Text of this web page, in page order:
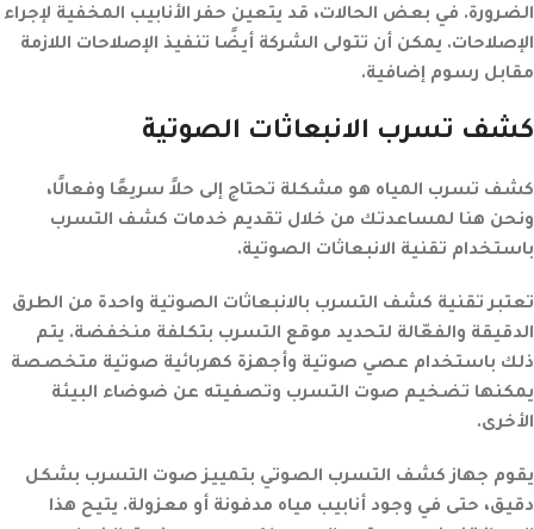
الضرورة. في بعض الحالات، قد يتعين حفر الأنابيب المخفية لإجراء
الإصلاحات. يمكن أن تتولى الشركة أيضًا تنفيذ الإصلاحات اللازمة
مقابل رسوم إضافية.
كشف تسرب الانبعاثات الصوتية
كشف تسرب المياه هو مشكلة تحتاج إلى حلاً سريعًا وفعالًا،
ونحن هنا لمساعدتك من خلال تقديم خدمات كشف التسرب
باستخدام تقنية الانبعاثات الصوتية.
تعتبر تقنية كشف التسرب بالانبعاثات الصوتية واحدة من الطرق
الدقيقة والفعّالة لتحديد موقع التسرب بتكلفة منخفضة. يتم
ذلك باستخدام عصي صوتية وأجهزة كهربائية صوتية متخصصة
يمكنها تضخيم صوت التسرب وتصفيته عن ضوضاء البيئة
الأخرى.
يقوم جهاز كشف التسرب الصوتي بتمييز صوت التسرب بشكل
دقيق، حتى في وجود أنابيب مياه مدفونة أو معزولة. يتيح هذا